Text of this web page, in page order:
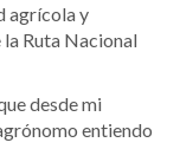
agrícola y
la Ruta Nacional
desde mi
entiendo